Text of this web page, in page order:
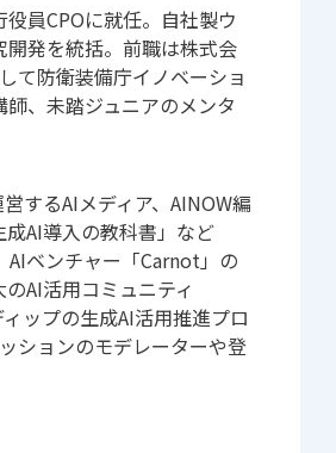
員CPOに就任。自社製ウ
発を統括。前職は株式会
て防衛装備庁イノベーショ
、未踏ジュニアのメンタ
するAIメディア、AINOW編
AI導入の教科書」など
AIベンチャー「Carnot」の
AI活用コミュニティ
ップの生成AI活用推進プロ
ションのモデレーターや登